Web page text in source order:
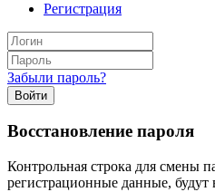
Регистрация
Забыли пароль?
Войти
Восстановление пароля
Контрольная строка для смены
регистрационные данные,